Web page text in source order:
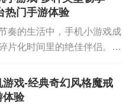
资金费率长时间为正且
成本上升，行情容易出
则可能提示空头力量增
仓变化，有助理解机构
随地都能开启热血战斗。它
热门手游体验
奏的生活中，手机小游戏成
片化时间里的绝佳伴侣。其
类和便捷的体验，吸引了众
光。接下来，让我们一起深
游戏-经典奇幻风格魔戒
体验